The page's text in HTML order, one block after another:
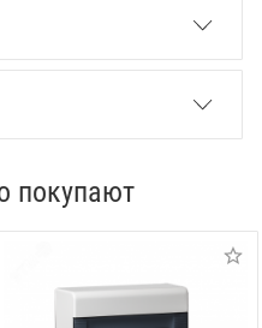
покупают